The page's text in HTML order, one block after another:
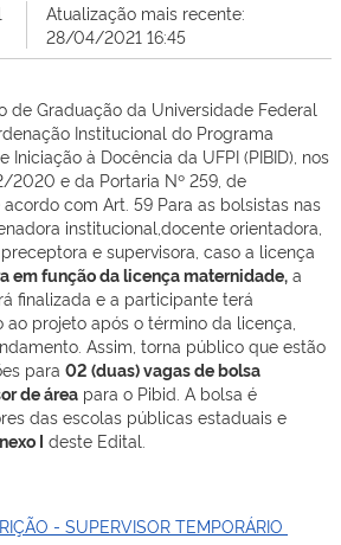
Atualização mais recente:
28/04/2021 16:45
de Graduação da Universidade Federal
Institucional do Programa
Iniciação à Docência da UFPI (PIBID), nos
2020 e da Portaria Nº 259, de
com Art. 59 Para as bolsistas nas
institucional,docente orientadora,
e supervisora, caso a licença
em função da licença maternidade, a
finalizada e a participante terá
projeto após o término da licença,
Assim, torna público que estão
para 02 (duas) vagas de bolsa
de área para o Pibid. A bolsa é
das escolas públicas estaduais e
I deste Edital.
- SUPERVISOR TEMPORÁRIO